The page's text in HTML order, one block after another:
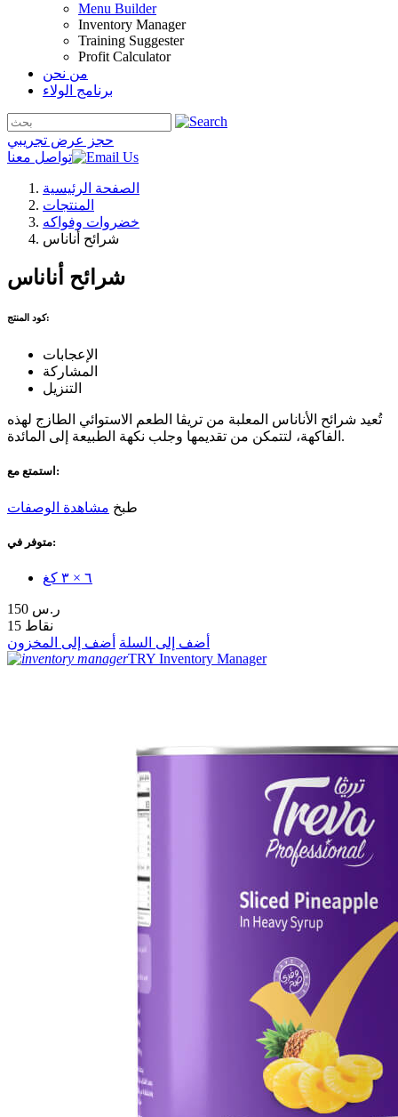
Menu Builder
Inventory Manager
Training Suggester
Profit Calculator
من نحن
برنامج الولاء
حجز عرض تجريبي
تواصل معنا
الصفحة الرئيسية
المنتجات
خضروات وفواكه
شرائح أناناس
شرائح أناناس
كود المنتج:
الإعجابات
المشاركة
التنزيل
تُعيد شرائح الأناناس المعلبة من تريڤا الطعم الاستوائي الطازج لهذه
الفاكهة، لتتمكن من تقديمها وجلب نكهة الطبيعة إلى المائدة.
استمتع مع:
طبخ مشاهدة الوصفات
متوفر في:
٦ × ٣ كغ
150 ر.س
15 نقاط
أضف إلى السلة أضف إلى المخزون
TRY Inventory Manager